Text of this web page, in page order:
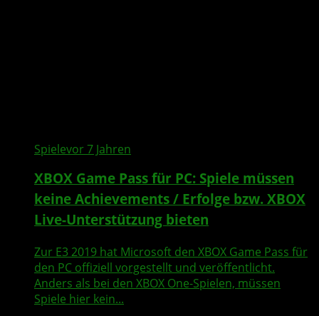
Spielevor 7 Jahren
XBOX Game Pass für PC: Spiele müssen
keine Achievements / Erfolge bzw. XBOX
Live-Unterstützung bieten
Zur E3 2019 hat Microsoft den XBOX Game Pass für
den PC offiziell vorgestellt und veröffentlicht.
Anders als bei den XBOX One-Spielen, müssen
Spiele hier kein...